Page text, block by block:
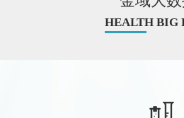
HEALTH BIG